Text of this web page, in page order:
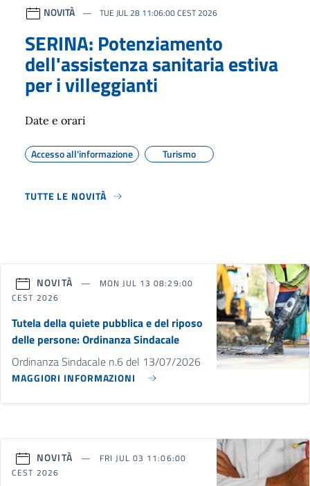
NOVITÀ TUE JUL 28 11:06:00 CEST 2026
SERINA: Potenziamento
dell'assistenza sanitaria estiva
per i villeggianti
Date e orari
Accesso all'informazione Turismo
TUTTE LE NOVITÀ
NOVITÀ
MON JUL 13 08:29:00
CEST 2026
Tutela della quiete pubblica e del riposo
delle persone: Ordinanza Sindacale
Ordinanza Sindacale n.6 del 13/07/2026
MAGGIORI INFORMAZIONI
NOVITÀ
FRI JUL 03 11:06:00
CEST 2026